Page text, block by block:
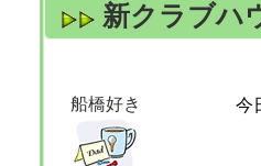
新クラブハ
船橋好き 今